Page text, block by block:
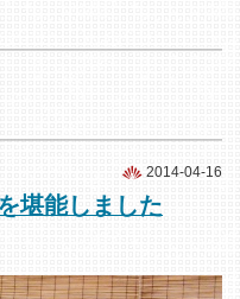
2014-04-16
堪能しました